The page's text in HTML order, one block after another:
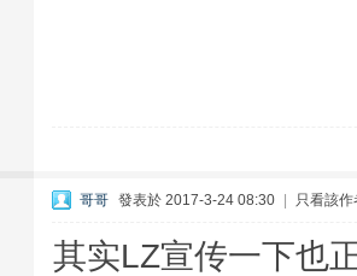
哥哥 發表於 2017-3-24 08:30 只看該作
其实LZ宣传一下也